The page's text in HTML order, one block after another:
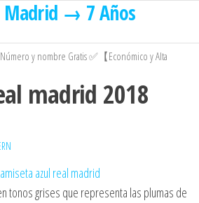
Madrid → 7 Años
y nombre Gratis ✅【Económico y Alta
madrid 2018
tonos grises que representa las plumas de